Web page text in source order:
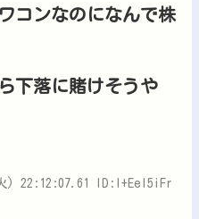
コンなのになんで株
下落に賭けそうや
) 22:12:07.61 ID:l+Eel5iFr